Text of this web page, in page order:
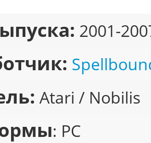
2001-
Atari / Nobilis
: PC